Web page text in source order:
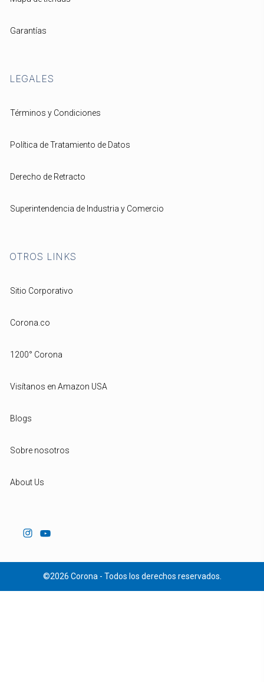
Garantías
LEGALES
Términos y Condiciones
Política de Tratamiento de Datos
Derecho de Retracto
Superintendencia de Industria y Comercio
OTROS LINKS
Sitio Corporativo
Corona.co
1200° Corona
Visítanos en Amazon USA
Blogs
Sobre nosotros
About Us
©2026 Corona - Todos los derechos reservados.